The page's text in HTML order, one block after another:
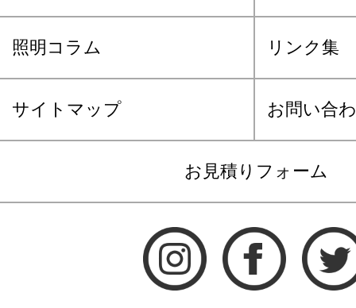
照明コラム リンク集
サイトマップ お問い合
お見積りフォーム